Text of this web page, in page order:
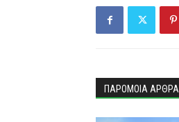
ΠΑΡΟΜΟΙΑ ΑΡΘΡΑ